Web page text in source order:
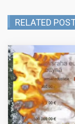
RELATED